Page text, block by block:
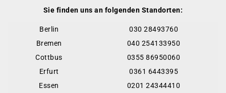
Sie finden uns an folgenden Standorten:
Berlin
030 28493760
Bremen
040 254133950
Cottbus
0355 86950060
Erfurt
0361 6443395
Essen
0201 24344410